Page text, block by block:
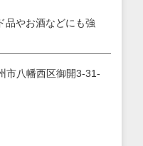
品やお酒などにも強
市八幡西区御開3-31-